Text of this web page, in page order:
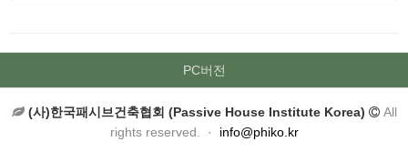
PC버전
(사)한국패시브건축협회 (Passive House Institute Korea)
All
rights reserved. · info@phiko.kr